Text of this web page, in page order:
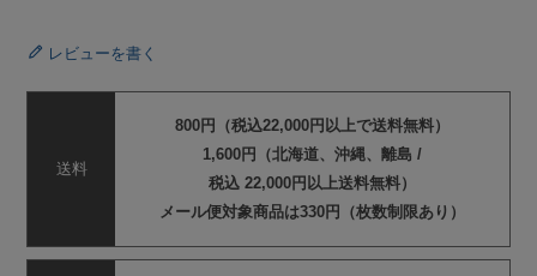
レビューを書く
送料
800円（税込22,000円以上で送料無料）
1,600円（北海道、沖縄、離島 /
税込 22,000円以上送料無料）
メール便対象商品は330円（枚数制限あり）